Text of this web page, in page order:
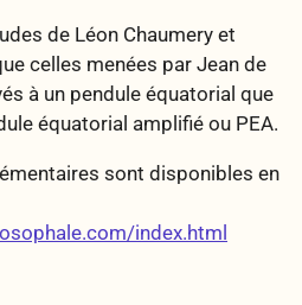
de Léon Chaumery et
celles menées par Jean de
à un pendule équatorial que
équatorial amplifié ou PEA.
sont disponibles en
index.html